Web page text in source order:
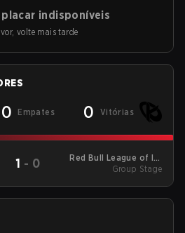
indisponíveis
volte mais tarde
0 Empates 0 Vitórias
1 - 0
Red Bull League of Its
Own 2024 Group
Group Stage